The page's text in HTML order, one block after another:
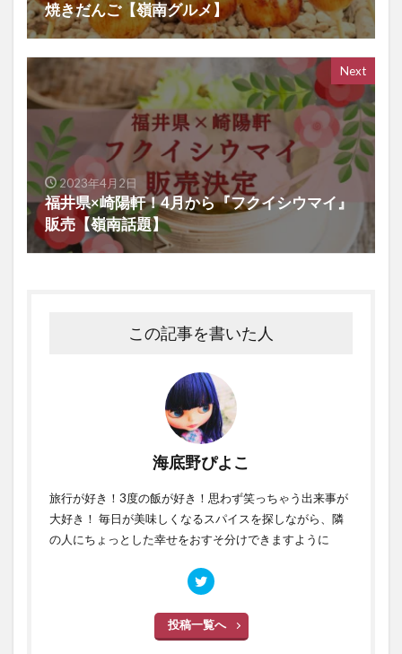
焼きだんご【嶺南グルメ】
Next
2023年4月2日
福井県×崎陽軒！4月から『フクイシウマイ』
販売【嶺南話題】
この記事を書いた人
海底野ぴよこ
旅行が好き！3度の飯が好き！思わず笑っちゃう出来事が
大好き！ 毎日が美味しくなるスパイスを探しながら、隣
の人にちょっとした幸せをおすそ分けできますように
投稿一覧へ